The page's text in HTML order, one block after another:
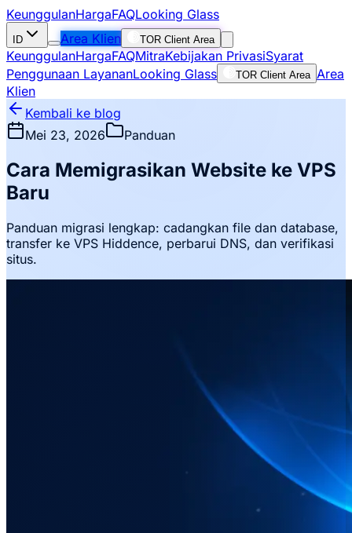
KeunggulanHargaFAQLooking Glass
ID Area Klien TOR Client Area
KeunggulanHargaFAQMitraKebijakan PrivasiSyarat
Penggunaan LayananLooking Glass TOR Client Area Area
Klien
Kembali ke blog
Mei 23, 2026
Panduan
Cara Memigrasikan Website ke VPS
Baru
Panduan migrasi lengkap: cadangkan file dan database,
transfer ke VPS Hiddence, perbarui DNS, dan verifikasi
situs.